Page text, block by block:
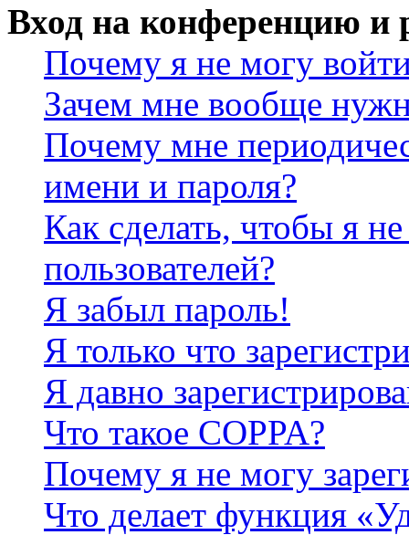
Вход на конференцию и
Почему я не могу
Зачем мне вообще
Почему мне
имени и пароля?
Как сделать, чтобы я
пользователей?
Я забыл пароль!
Я только что
Я давно
Что такое COPPA?
Почему я не могу
Что делает функция